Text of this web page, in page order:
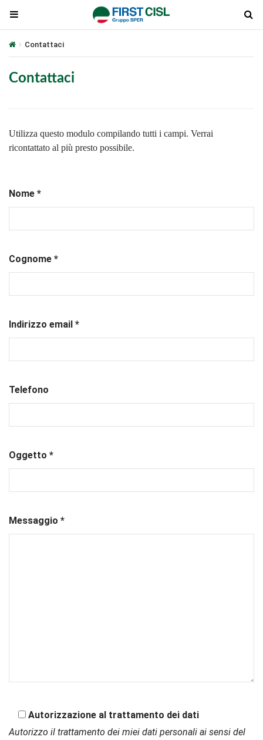
Contattaci
Contattaci
Utilizza questo modulo compilando tutti i campi. Verrai
ricontattato al più presto possibile.
Nome *
Cognome *
Indirizzo email *
Telefono
Oggetto *
Messaggio *
Autorizzazione al trattamento dei dati
Autorizzo il trattamento dei miei dati personali ai sensi del